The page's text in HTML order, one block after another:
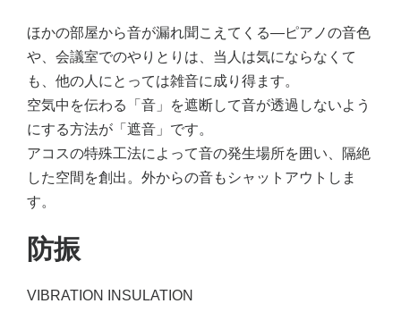
ほかの部屋から音が漏れ聞こえてくる―ピアノの音色
や、会議室でのやりとりは、当人は気にならなくて
も、他の人にとっては雑音に成り得ます。
空気中を伝わる「音」を遮断して音が透過しないよう
にする方法が「遮音」です。
アコスの特殊工法によって音の発生場所を囲い、隔絶
した空間を創出。外からの音もシャットアウトしま
す。
防振
VIBRATION INSULATION